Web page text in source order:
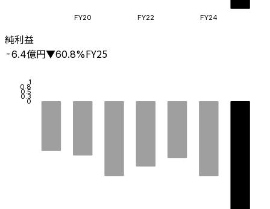
FY20 FY22 FY24
純利益
-6.4億円▼60.8%FY25
0
0.3
0.5
0.8
1